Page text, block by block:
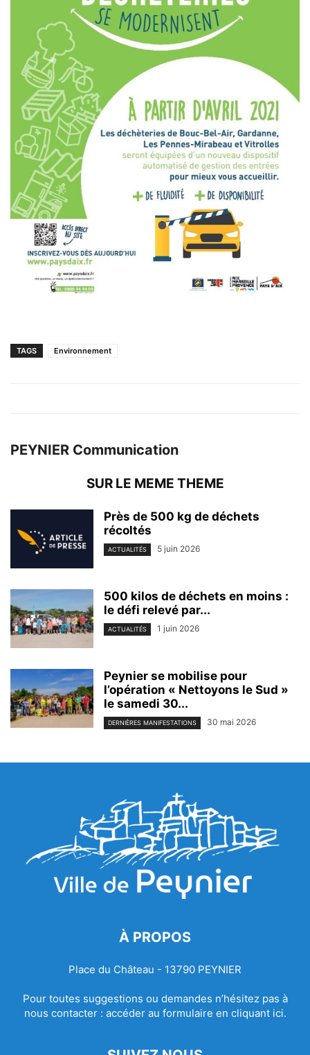
TAGS Environnement
PEYNIER Communication
SUR LE MEME THEME
Près de 500 kg de déchets
récoltés
ACTUALITÉS 5 juin 2026
500 kilos de déchets en moins :
le défi relevé par...
ACTUALITÉS 1 juin 2026
Peynier se mobilise pour
l’opération « Nettoyons le Sud »
le samedi 30...
DERNIÈRES MANIFESTATIONS 30 mai 2026
À PROPOS
Place du Château - 13790 PEYNIER
Pour toutes suggestions ou demandes n’hésitez pas à
nous contacter : accéder au formulaire en cliquant ici.